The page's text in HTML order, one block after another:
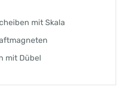
mit Skala
mit Dübel